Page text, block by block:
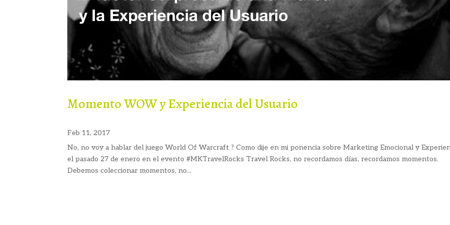
Momento WOW y Experiencia del Usuario
Feb 11, 2017
No, no voy a hablar del juego World Of Warcraft ? Como dije en mi ponencia sobre Marketing Emocional y
el pasado 27 de enero en el evento #MKTravelRocks Travel Rocks, no recordamos días, recordamos momentos.
Debemos coleccionar momentos, no...